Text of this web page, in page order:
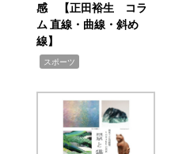
感 【正田裕生 コラ
ム 直線・曲線・斜め
線】
スポーツ